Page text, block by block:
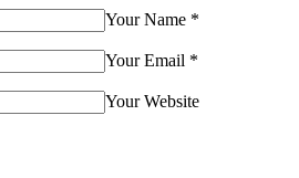
Your Name *
Your Email *
Your Website